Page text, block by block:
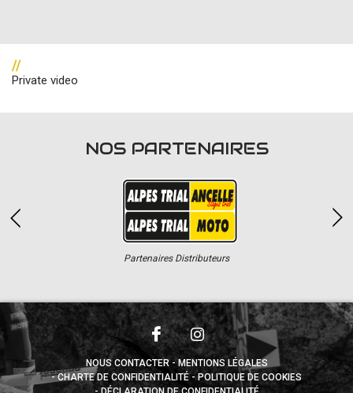
//
Private video
NOS PARTENAIRES
Partenaires Distributeurs
NOUS CONTACTER
MENTIONS LÉGALES
CHARTE DE CONFIDENTIALITÉ
POLITIQUE DE COOKIES